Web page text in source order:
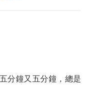
分鐘又五分鐘，總是